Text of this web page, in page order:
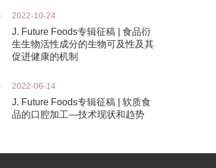
2022-10-24
J. Future Foods专辑征稿 | 食品衍
生生物活性成分的生物可及性及其
促进健康的机制
2022-06-14
J. Future Foods专辑征稿 | 软质食
品的口腔加工—技术现状和趋势